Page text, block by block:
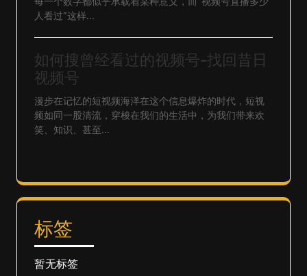
人看过”这样...
如何搜曾经看过的视频号-找回昔日
视频号
漫步在记忆的短视频海洋在这个信息爆炸的时代，短视
频如同一股清流，穿梭在我们的生活中，为我们带来欢
笑、知识、甚至...
标签
暂无标签